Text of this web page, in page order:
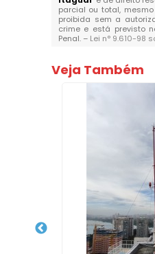
parcial ou total,
proibida sem a
crime e está previsto
Penal. – Lei n° 9.610-98
Veja Também